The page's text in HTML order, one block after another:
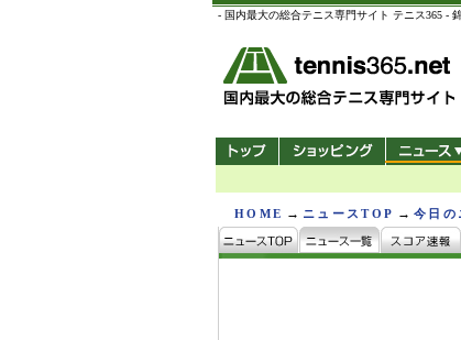
- 国内最大の総合テニス専門サイト テニス365 -
HOME → ニュースTOP →今日の